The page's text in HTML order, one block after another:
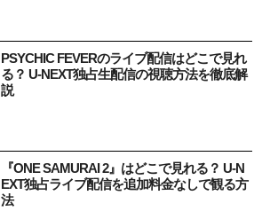
PSYCHIC FEVERのライブ配信はどこで見れ
る？ U-NEXT独占生配信の視聴方法を徹底解
説
『ONE SAMURAI 2』はどこで見れる？ U-N
EXT独占ライブ配信を追加料金なしで観る方
法